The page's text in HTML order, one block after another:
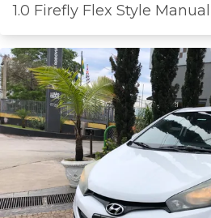
1.0 Firefly Flex Style Manual